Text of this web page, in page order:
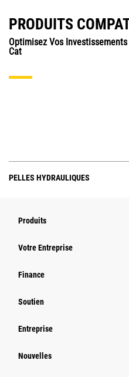
PRODUITS
Optimisez Vos
Cat
PELLES HYDRAULIQUES
Produits
Votre Entreprise
Finance
Soutien
Entreprise
Nouvelles